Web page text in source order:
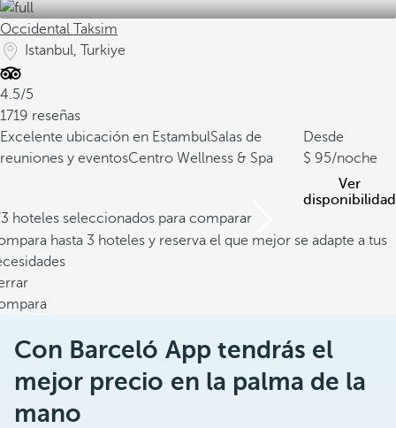
Occidental Taksim
Istanbul, Turkiye
4.5/5
1719 reseñas
Excelente ubicación en EstambulSalas de
reuniones y eventosCentro Wellness & Spa
Desde
95/noche
Ver
disponibilidad
hoteles seleccionados para comparar
hasta 3 hoteles y reserva el que mejor se adapte a tus
Con Barceló App tendrás el
mejor precio en la palma de la
mano